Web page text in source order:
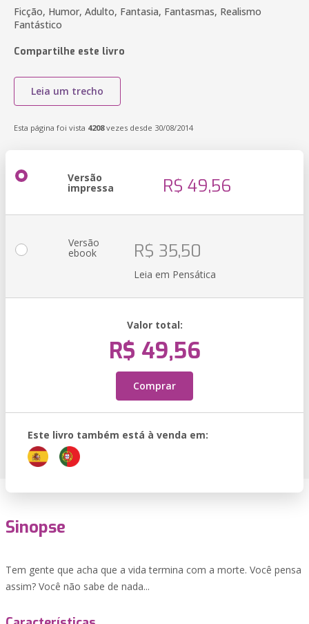
Ficção, Humor, Adulto, Fantasia, Fantasmas, Realismo
Fantástico
Compartilhe este livro
Leia um trecho
Esta página foi vista 4208vezes desde 30/08/2014
Versão
impressa R$ 49,56
Versão
ebook R$ 35,50
Leia em Pensática
Valor total:
R$ 49,56
Comprar
Este livro também está à venda em:
Sinopse
Tem gente que acha que a vida termina com a morte. Você pensa
assim? Você não sabe de nada...